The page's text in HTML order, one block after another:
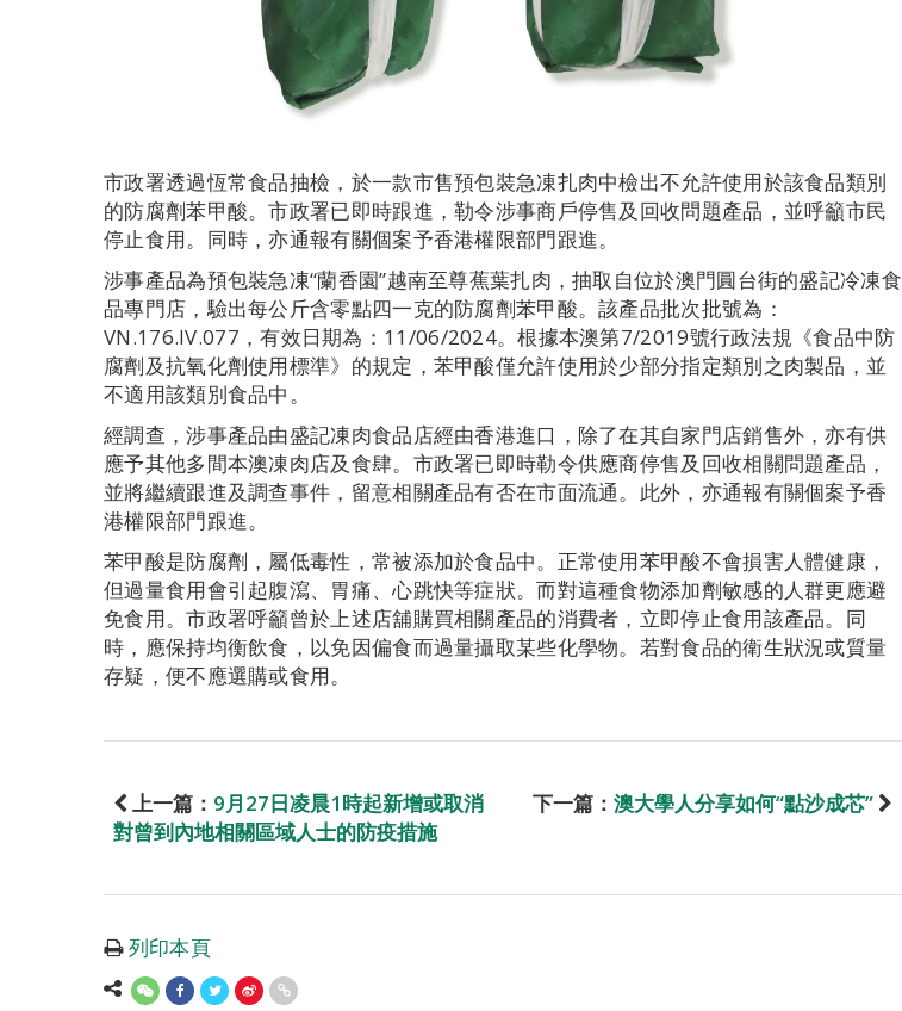
市政署透過恆常食品抽檢，於一款市售預包裝急凍扎肉中檢出不允許使用於該食品類別
的防腐劑苯甲酸。市政署已即時跟進，勒令涉事商戶停售及回收問題產品，並呼籲市民
停止食用。同時，亦通報有關個案予香港權限部門跟進。
涉事產品為預包裝急凍“蘭香園”越南至尊蕉葉扎肉，抽取自位於澳門圓台街的盛記冷凍食
品專門店，驗出每公斤含零點四一克的防腐劑苯甲酸。該產品批次批號為：
VN.176.IV.077，有效日期為：11/06/2024。根據本澳第7/2019號行政法規《食品中防
腐劑及抗氧化劑使用標準》的規定，苯甲酸僅允許使用於少部分指定類別之肉製品，並
不適用該類別食品中。
經調查，涉事產品由盛記凍肉食品店經由香港進口，除了在其自家門店銷售外，亦有供
應予其他多間本澳凍肉店及食肆。市政署已即時勒令供應商停售及回收相關問題產品，
並將繼續跟進及調查事件，留意相關產品有否在市面流通。此外，亦通報有關個案予香
港權限部門跟進。
苯甲酸是防腐劑，屬低毒性，常被添加於食品中。正常使用苯甲酸不會損害人體健康，
但過量食用會引起腹瀉、胃痛、心跳快等症狀。而對這種食物添加劑敏感的人群更應避
免食用。市政署呼籲曾於上述店舖購買相關產品的消費者，立即停止食用該產品。同
時，應保持均衡飲食，以免因偏食而過量攝取某些化學物。若對食品的衛生狀況或質量
存疑，便不應選購或食用。
上一篇： 9月27日凌晨1時起新增或取消
對曾到內地相關區域人士的防疫措施
下一篇： 澳大學人分享如何“點沙成芯”
列印本頁